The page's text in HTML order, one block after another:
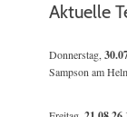
Aktuelle
Donnerstag,
Sampson am